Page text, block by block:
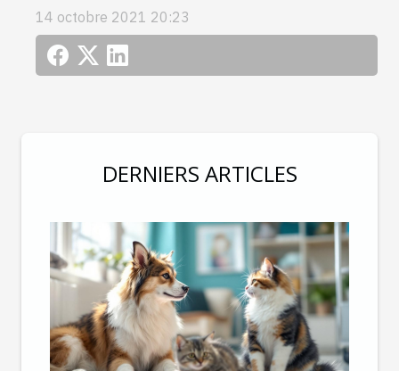
DERNIERS ARTICLES
14 octobre 2021 20:23